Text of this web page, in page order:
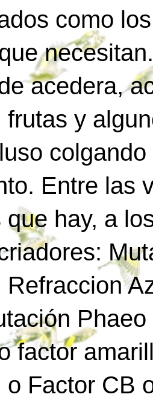
como
acedera,
frutas y
Entre las
que hay, a
Refraccion
factor
o Factor CB